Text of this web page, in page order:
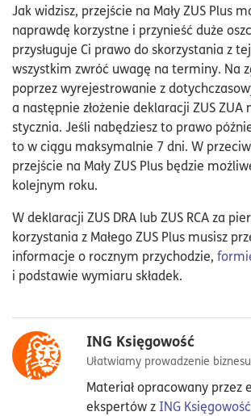
Jak widzisz, przejście na Mały ZUS Plus
naprawdę korzystne i przynieść duże
przysługuje Ci prawo do skorzystania z
wszystkim zwróć uwagę na terminy. Na
poprzez wyrejestrowanie z
a następnie złożenie deklaracji ZUS ZUA
stycznia. Jeśli nabędziesz to prawo
to w ciągu maksymalnie 7 dni. W
przejście na Mały ZUS Plus będzie
kolejnym roku.
W deklaracji ZUS DRA lub ZUS RCA za
korzystania z Małego ZUS Plus musisz
informacje o rocznym przychodzie,
i podstawie wymiaru składek.
ING Księgowość
Ułatwiamy prowadzenie biznesu
Materiał opracowany przez
ekspertów z ING Księgowość